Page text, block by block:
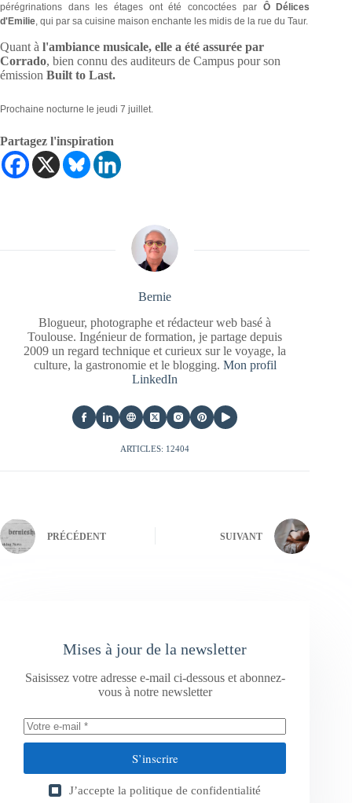
pérégrinations dans les étages ont été concoctées parÔ Délices
d'Emilie , qui par sa cuisine maison enchante les midis de la rue du Taur.
Quant à l'ambiance musicale, elle a été assurée par
Corrado, bien connu des auditeurs de Campus pour son
émission Built to Last.
Prochaine nocturne le jeudi 7 juillet.
Partagez l'inspiration
Bernie
Blogueur, photographe et rédacteur web basé à
Toulouse. Ingénieur de formation, je partage depuis
2009 un regard technique et curieux sur le voyage, la
culture, la gastronomie et le blogging. Mon profil
LinkedIn
ARTICLES: 12404
PRÉCÉDENT SUIVANT
Mises à jour de la newsletter
Saisissez votre adresse e-mail ci-dessous et abonnez-
vous à notre newsletter
S’inscrire
J’accepte la politique de confidentialité